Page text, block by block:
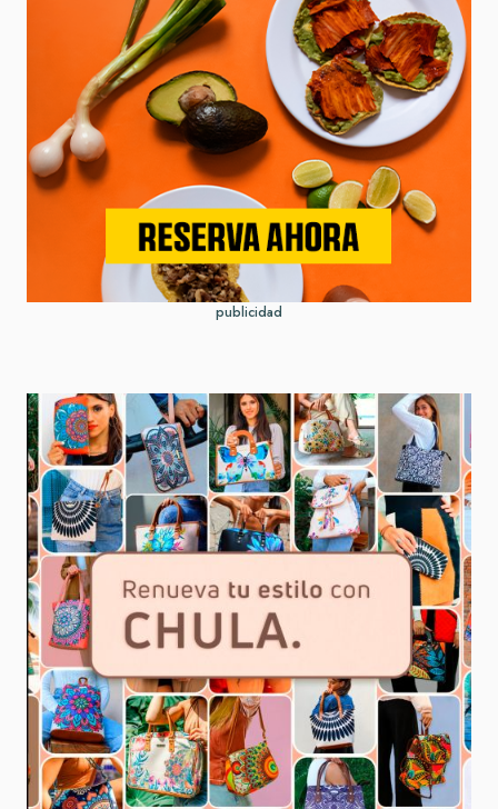
publicidad